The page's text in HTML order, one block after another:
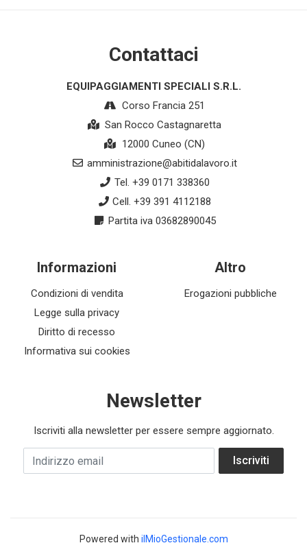
Contattaci
EQUIPAGGIAMENTI SPECIALI S.R.L.
Corso Francia 251
San Rocco Castagnaretta
12000 Cuneo (CN)
amministrazione@abitidalavoro.it
Tel. +39 0171 338360
Cell. +39 391 4112188
Partita iva 03682890045
Informazioni
Condizioni di vendita
Legge sulla privacy
Diritto di recesso
Informativa sui cookies
Altro
Erogazioni pubbliche
Newsletter
Iscriviti alla newsletter per essere sempre aggiornato.
Indirizzo email Iscriviti
Powered with ilMioGestionale.com